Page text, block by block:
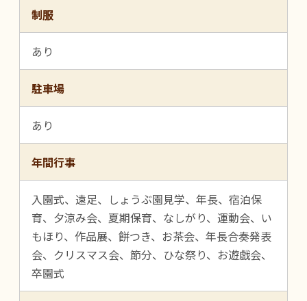
制服
あり
駐車場
あり
年間行事
入園式、遠足、しょうぶ園見学、年長、宿泊保
育、夕涼み会、夏期保育、なしがり、運動会、い
もほり、作品展、餅つき、お茶会、年長合奏発表
会、クリスマス会、節分、ひな祭り、お遊戯会、
卒園式